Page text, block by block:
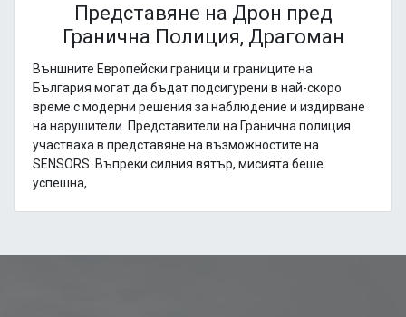
Представяне на Дрон пред
Гранична Полиция, Драгоман
Външните Европейски граници и границите на
България могат да бъдат подсигурени в най-скоро
време с модерни решения за наблюдение и издирване
на нарушители. Представители на Гранична полиция
участваха в представяне на възможностите на
SENSORS. Въпреки силния вятър, мисията беше
успешна,